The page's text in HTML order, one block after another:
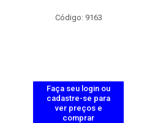
Código: 9163
Faça seu login ou
cadastre-se para
ver preços e
comprar